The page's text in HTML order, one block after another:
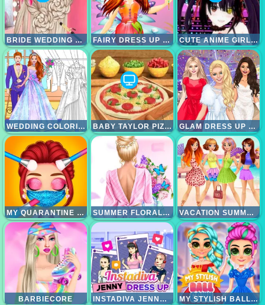
BRIDE WEDDING HAIR DESIGN FAIRY DRESS UP GAMES FOR GIRLS CUTE ANIME GIRLS CLICKER
WEDDING COLORING DRESS UP GAME BABY TAYLOR PIZZA CHEF GLAM DRESS UP - GIRLS GAMES
MY QUARANTINE GLAM LOOK SUMMER FLORAL PRINTS VACATION SUMMER DRESS UP
BARBIECORE INSTADIVA JENNY DRESS UP MY STYLISH BALL GOWN